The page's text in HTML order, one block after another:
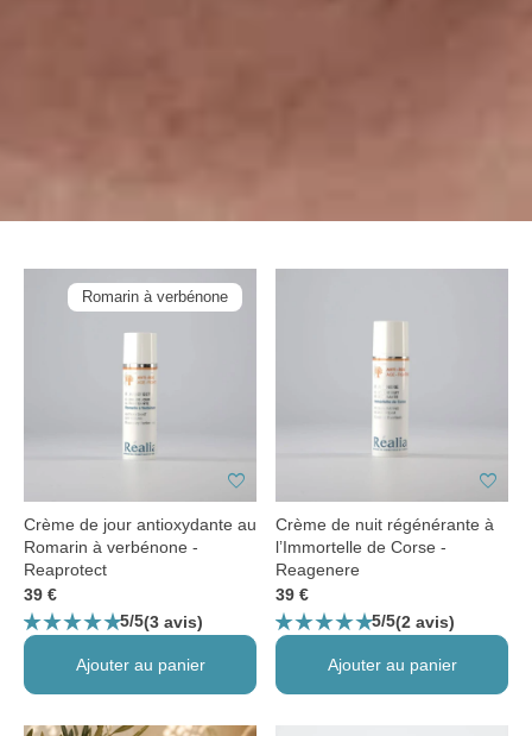
Romarin à verbénone
favorite
Crème de jour antioxydante au
Romarin à verbénone -
Reaprotect
39 €
star_ratestar_ratestar_ratestar_ratestar_rate5/5(3 avis)
Ajouter au panier
favorite
Crème de nuit régénérante à
l’Immortelle de Corse -
Reagenere
39 €
star_ratestar_ratestar_ratestar_ratestar_rate5/5(2 avis)
Ajouter au panier